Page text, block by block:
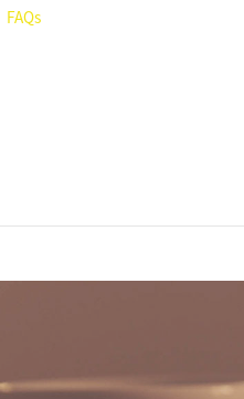
FAQs